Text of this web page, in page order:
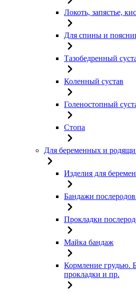
Локоть, запястье,
Для спины и
Тазобедренный
Коленный сустав
Голеностопный
Стопа
Для беременных и
Изделия для
Бандажи
Прокладки
Майка бандаж
Кормление грудью.
прокладки и пр.